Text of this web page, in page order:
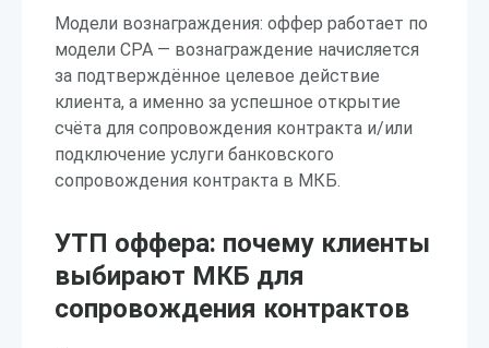
Модели вознаграждения: оффер работает по
модели CPA — вознаграждение начисляется
за подтверждённое целевое действие
клиента, а именно за успешное открытие
счёта для сопровождения контракта и/или
подключение услуги банковского
сопровождения контракта в МКБ.
УТП оффера: почему клиенты
выбирают МКБ для
сопровождения контрактов